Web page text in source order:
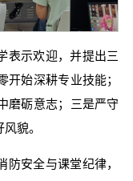
表示欢迎，并提出三
开始深耕专业技能；
磨砺意志；三是严守
貌。
防安全与课堂纪律，